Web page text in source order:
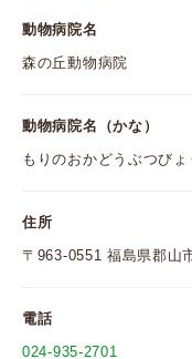
動物病院名
森の丘動物病院
動物病院名（かな）
もりのおかどうぶつびょ
住所
〒963-0551 福島県郡山
電話
024-935-2701